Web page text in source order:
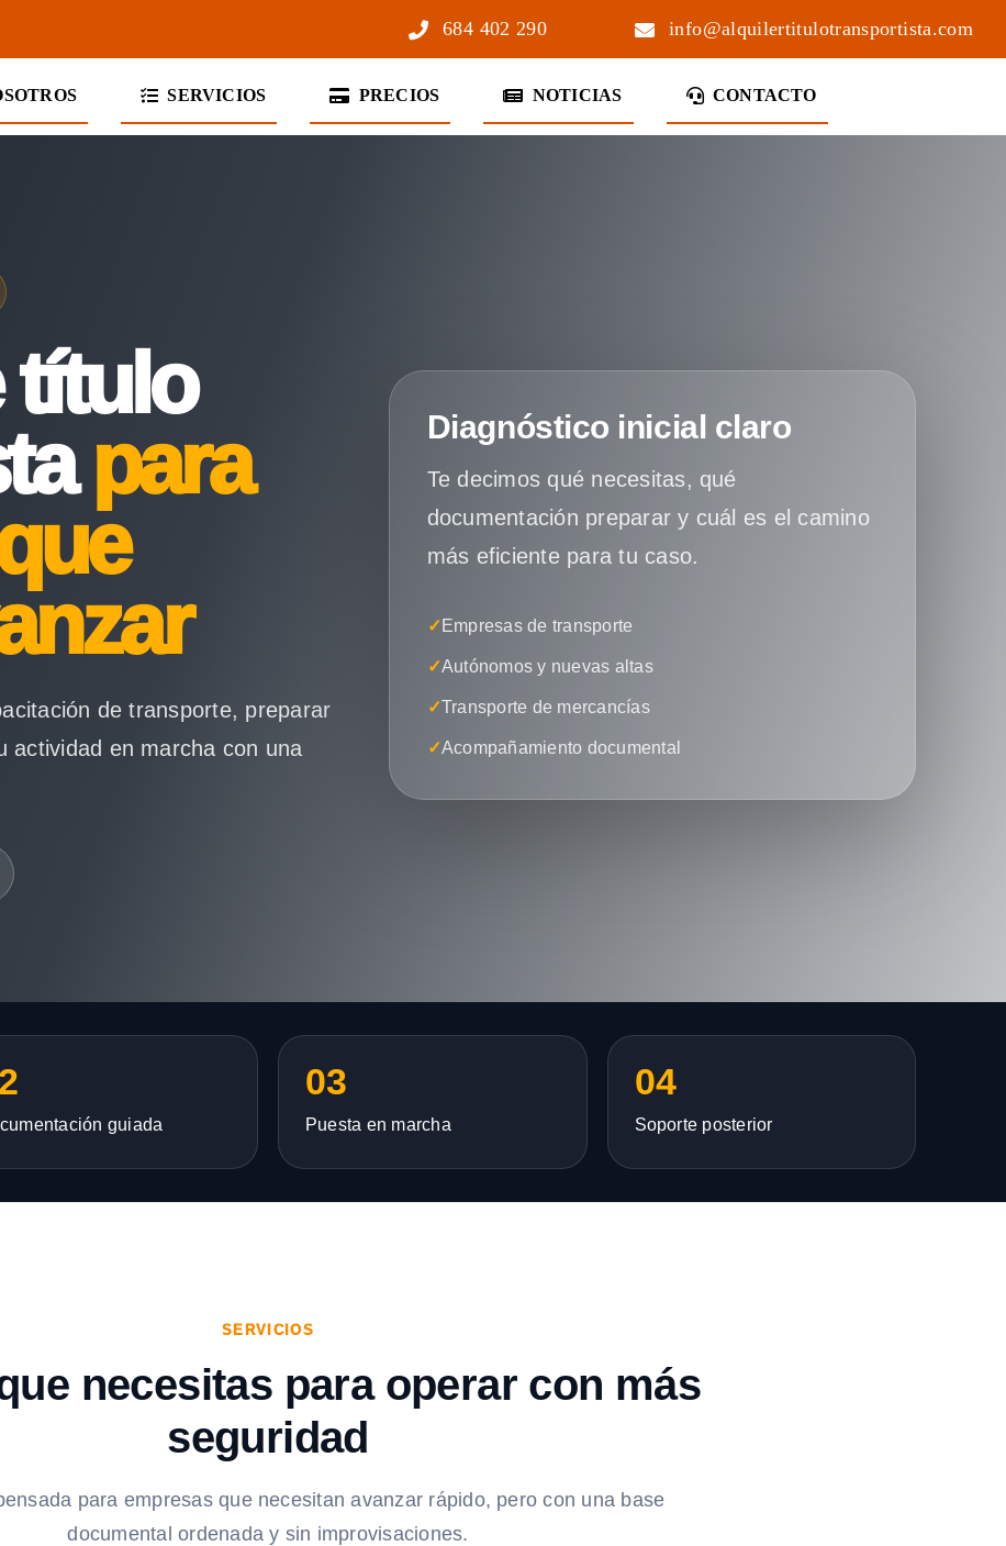
684 402 290 info@alquilertitulotransportista.com
SERVICIOS PRECIOS NOTICIAS CONTACTO
título
para
de transporte, preparar
actividad en marcha con una
Diagnóstico inicial claro
Te decimos qué necesitas, qué
documentación preparar y cuál es el camino
más eficiente para tu caso.
✓ Empresas de transporte
✓Autónomos y nuevas altas
✓Transporte de mercancías
✓Acompañamiento documental
guiada
03
Puesta en marcha
04
Soporte posterior
SERVICIOS
necesitas para operar con más
seguridad
para empresas que necesitan avanzar rápido, pero con una base
documental ordenada y sin improvisaciones.